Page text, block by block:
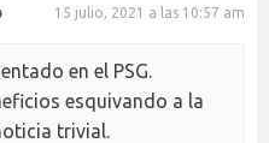
15 julio, 2021 a las 10:57 am
en el PSG.
esquivando a la
trivial.